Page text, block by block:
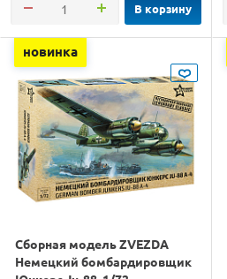
В корзину
новинка
Сборная модель ZVEZDA
Немецкий бомбардировщик